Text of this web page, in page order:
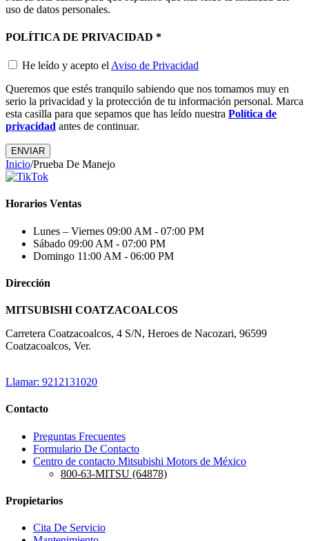
uso de datos personales.
POLÍTICA DE PRIVACIDAD *
He leído y acepto el Aviso de Privacidad
Queremos que estés tranquilo sabiendo que nos tomamos muy en
serio la privacidad y la protección de tu información personal. Marca
esta casilla para que sepamos que has leído nuestra Política de
privacidad antes de continuar.
ENVIAR
Inicio/Prueba De Manejo
Horarios Ventas
Lunes – Viernes 09:00 AM - 07:00 PM
Sábado 09:00 AM - 07:00 PM
Domingo 11:00 AM - 06:00 PM
Dirección
MITSUBISHI COATZACOALCOS
Carretera Coatzacoalcos, 4 S/N, Heroes de Nacozari, 96599
Coatzacoalcos, Ver.
Llamar: 9212131020
Contacto
Preguntas Frecuentes
Formulario De Contacto
Centro de contacto Mitsubishi Motors de México
800-63-MITSU (64878)
Propietarios
Cita De Servicio